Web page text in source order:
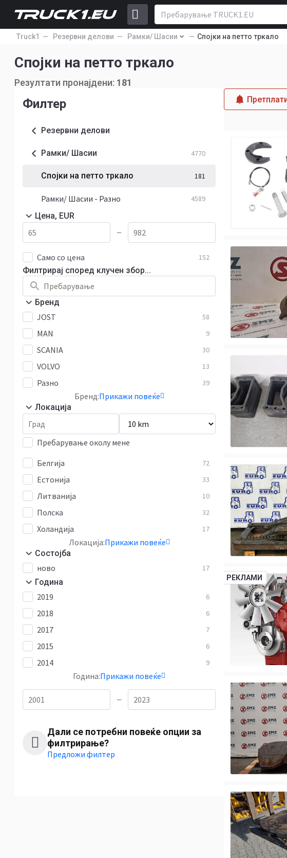
Truck1 Резервни делови Рамки/ Шасии Спојки на петто тркало
Спојки на петто тркало
Резултати пронајдени: 181
Филтер
Резервни делови
Рамки/ Шасии 4770
Спојки на петто тркало 181
Рамки/ Шасии - Разно 4589
Цена, EUR
—
Само со цена 152
Филтрирај според клучен збор...
Бренд
JOST 58
MAN 9
SCANIA 30
VOLVO 13
Разно 39
Бренд:Прикажи повеќе
Локација
Пребарување околу мене
Белгија
72
Естонија 33
Литванија 10
Полска 32
Холандија 17
Локација:Прикажи повеќе
Состојба
ново 17
Година
2019 6
2018 6
2017 7
2015 6
2014 9
Година:Прикажи повеќе
—
Дали се потребни повеќе опции за
филтрирање?
Предложи филтер
РЕКЛАМИ